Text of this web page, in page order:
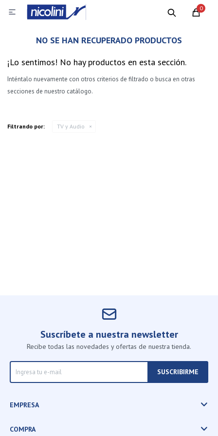
0

NO SE HAN RECUPERADO PRODUCTOS
¡Lo sentimos! No hay productos en esta sección.
Inténtalo nuevamente con otros criterios de filtrado o busca en otras
secciones de nuestro catálogo.
Filtrando por: TV y Audio
Suscríbete a nuestra newsletter
Recibe todas las novedades y ofertas de nuestra tienda.
SUSCRIBIRME
EMPRESA
COMPRA